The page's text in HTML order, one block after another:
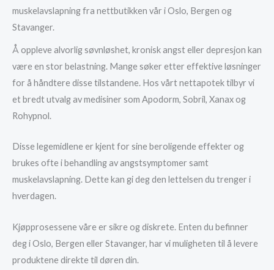
muskelavslapning fra nettbutikken vår i Oslo, Bergen og
Stavanger.
Å oppleve alvorlig søvnløshet, kronisk angst eller depresjon kan
være en stor belastning. Mange søker etter effektive løsninger
for å håndtere disse tilstandene. Hos vårt nettapotek tilbyr vi
et bredt utvalg av medisiner som Apodorm, Sobril, Xanax og
Rohypnol.
Disse legemidlene er kjent for sine beroligende effekter og
brukes ofte i behandling av angstsymptomer samt
muskelavslapning. Dette kan gi deg den lettelsen du trenger i
hverdagen.
Kjøpprosessene våre er sikre og diskrete. Enten du befinner
deg i Oslo, Bergen eller Stavanger, har vi muligheten til å levere
produktene direkte til døren din.